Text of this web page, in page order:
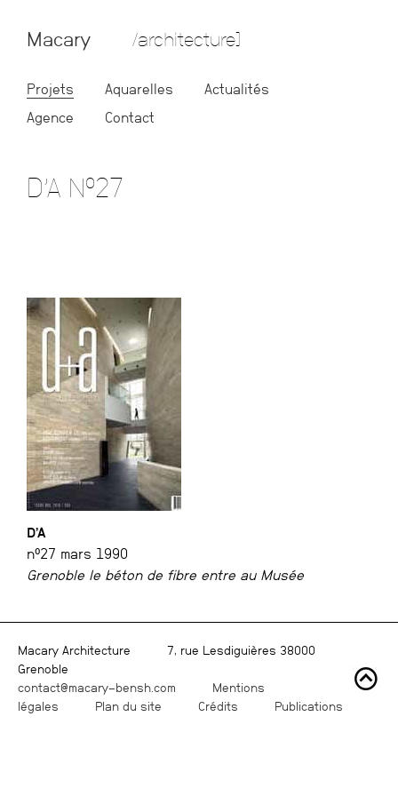
Macary /architecture]
Projets Aquarelles
Actualités
Agence
Contact
D’A N°27
D’A
n°27 mars 1990
Grenoble le béton de fibre entre au Musée
Macary Architecture
7, rue Lesdiguières 38000
Grenoble
contact@macary-bensh.com
Mentions
légales
Plan du site Crédits Publications